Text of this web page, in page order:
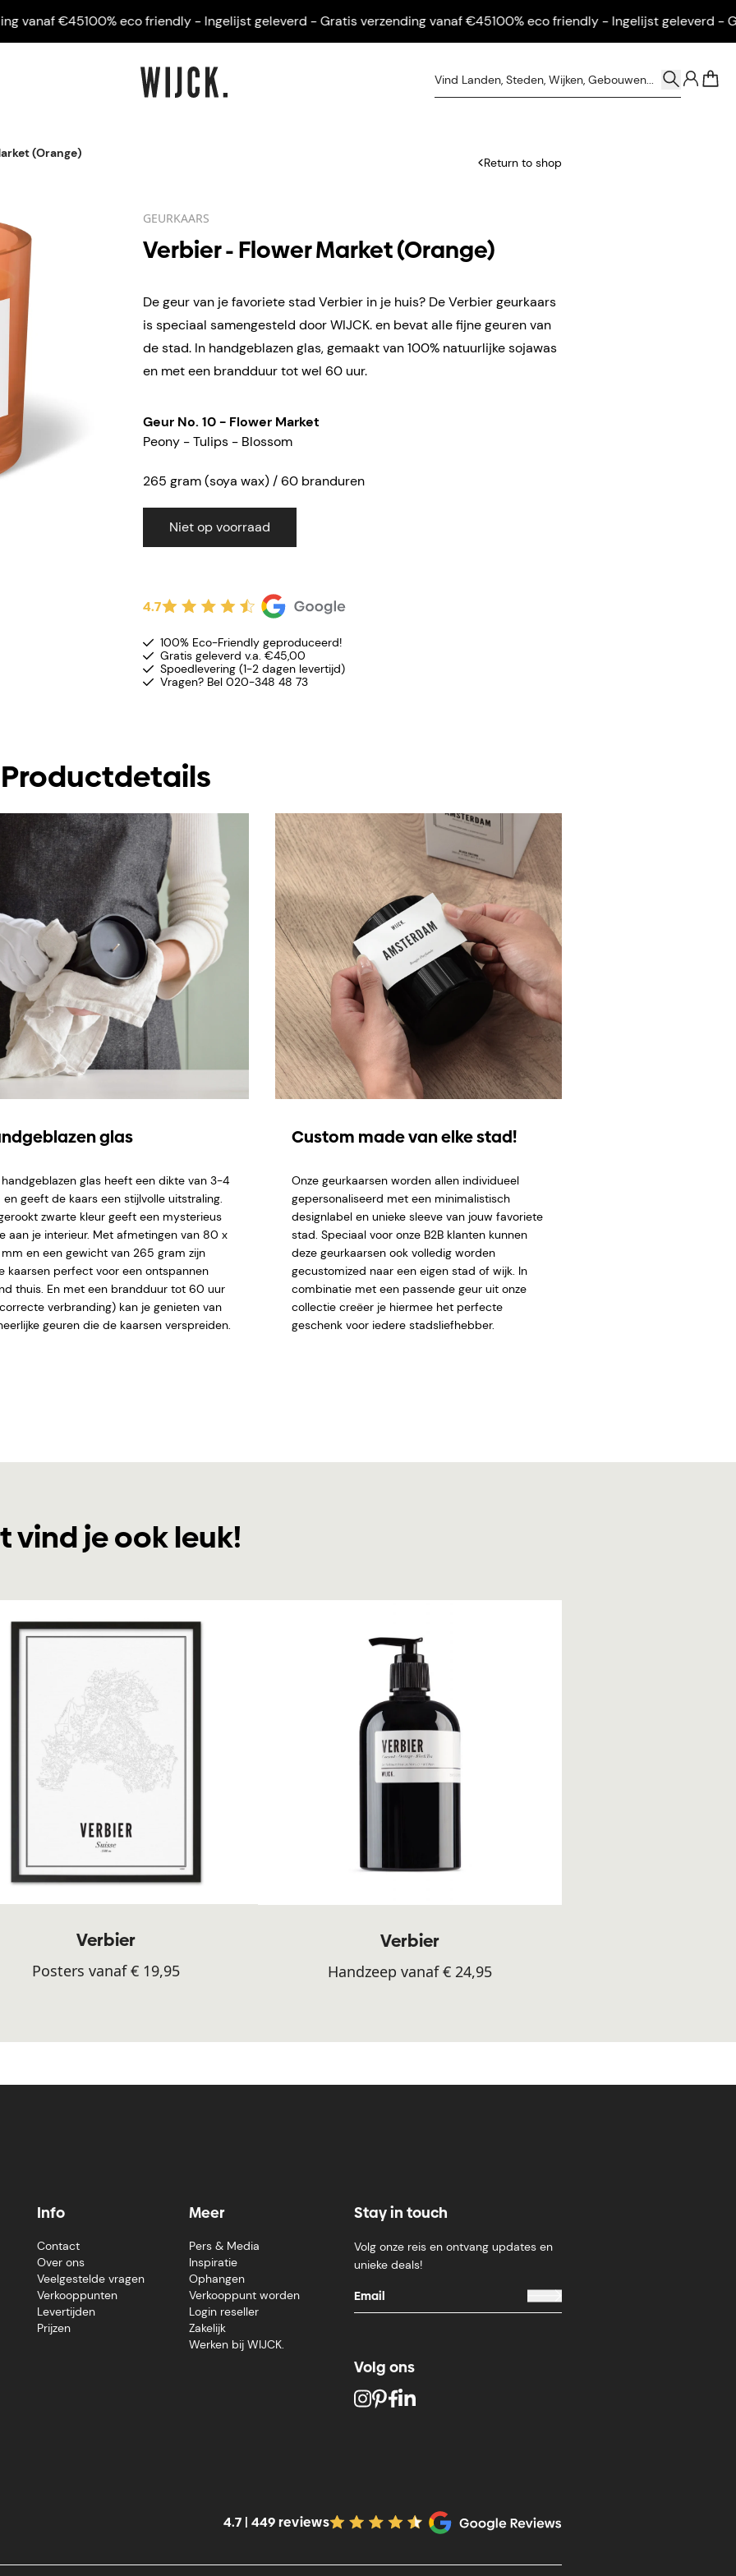
€45100% eco friendly - Ingelijst geleverd - Gratis verzending vanaf €45100% eco friendly - Ingelijst geleverd - Gratis
(Orange)
Return to shop
GEURKAARS
Verbier - Flower Market (Orange)
De geur van je favoriete stad Verbier in je huis? De Verbier geurkaars
is speciaal samengesteld door WIJCK. en bevat alle fijne geuren van
de stad. In handgeblazenglas, gemaakt van 100% natuurlijke sojawas
en met een brandduur tot wel 60 uur.
Geur No. 10 - Flower Market
Peony - Tulips - Blossom
265 gram (soya wax) / 60 branduren
Niet op voorraad
4.7
100% Eco-Friendly geproduceerd!
Gratis geleverd v.a. €45,00
Spoedlevering (1-2 dagen levertijd)
Vragen? Bel 020-348 48 73
Productdetails
glas
glas heeft een dikte van 3-4
geeft de kaars een stijlvolle uitstraling.
zwarte kleur geeft een mysterieus
aan je interieur. Met afmetingen van 80 x
en een gewicht van 265 gram zijn
kaarsen perfect voor een ontspannen
thuis. En met een brandduur tot 60 uur
verbranding) kan je genieten van
geuren die de kaarsen verspreiden.
Custom made van elke stad!
Onze geurkaarsen worden allen individueel
gepersonaliseerd met een minimalistisch
designlabel en unieke sleeve van jouw favoriete
stad. Speciaal voor onze B2B klanten kunnen
deze geurkaarsen ook volledig worden
gecustomized naar een eigen stad of wijk. In
combinatie met een passende geur uit onze
collectie creëer je hiermee het perfecte
geschenk voor iedere stadsliefhebber.
vind je ook leuk!
Verbier
Posters vanaf € 19,95
Verbier
Handzeep vanaf € 24,95
Info
Contact
Over ons
Veelgestelde vragen
Verkooppunten
Levertijden
Prijzen
Meer
Pers & Media
Inspiratie
Ophangen
Verkooppunt worden
Login reseller
Zakelijk
Werken bij WIJCK.
Stay in touch
Volg onze reis en ontvang updates en
unieke deals!
Volg ons
4.7 | 449 reviews